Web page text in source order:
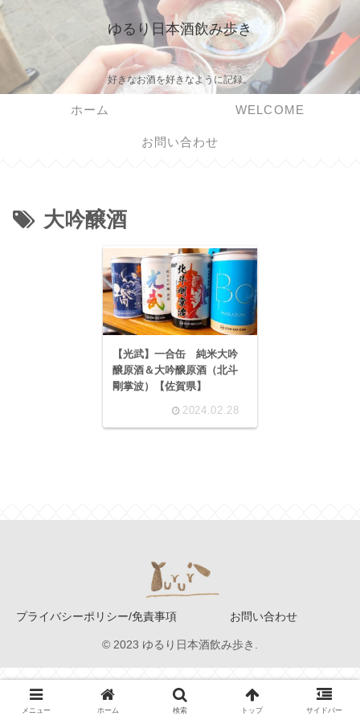
ゆるり日本酒飲み歩き
好きなお酒を好きなように記録。
ホーム WELCOME
お問い合わせ
大吟醸酒
【光武】一合缶 純米大吟
醸原酒＆大吟醸原酒（北斗
剛掌波）【佐賀県】
2024.02.28
プライバシーポリシー/免責事項 お問い合わせ
© 2023 ゆるり日本酒飲み歩き.
メニュー ホーム 検索 トップ サイドバー